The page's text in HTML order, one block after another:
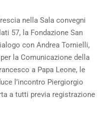
nella Sala convegni
57, la Fondazione San
con Andrea Tornielli,
la Comunicazione della
a Papa Leone, le
l’incontro Piergiorgio
a tutti previa registrazione